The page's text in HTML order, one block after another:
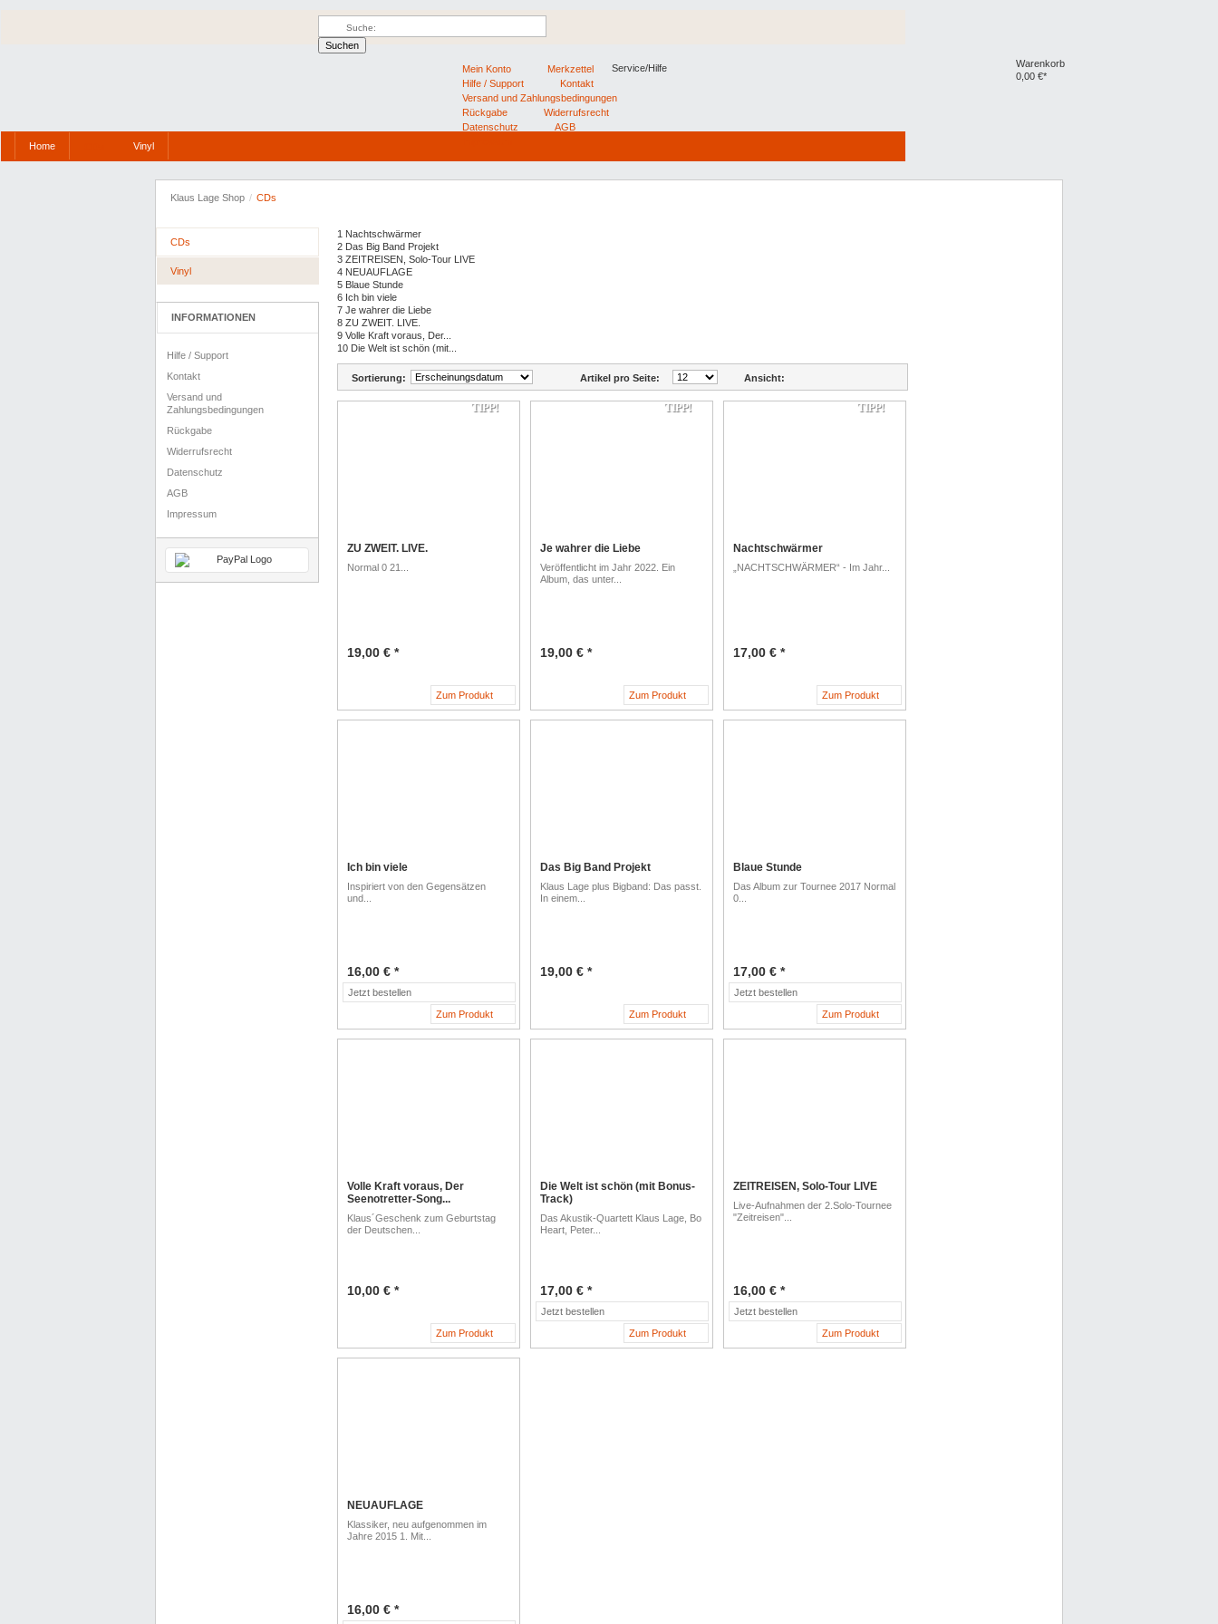
Mein Konto Merkzettel
Service/Hilfe
Hilfe / Support
Kontakt
Versand und Zahlungsbedingungen
Rückgabe
Widerrufsrecht
Datenschutz
AGB
Warenkorb
0,00 €*
Home Vinyl
Klaus Lage Shop / CDs
CDs
Vinyl
INFORMATIONEN
Hilfe / Support
Kontakt
Versand und
Zahlungsbedingungen
Rückgabe
Widerrufsrecht
Datenschutz
AGB
Impressum
1 Nachtschwärmer
2 Das Big Band Projekt
3 ZEITREISEN, Solo-Tour LIVE
4 NEUAUFLAGE
5 Blaue Stunde
6 Ich bin viele
7 Je wahrer die Liebe
8 ZU ZWEIT. LIVE.
9 Volle Kraft voraus, Der...
10 Die Welt ist schön (mit...
Sortierung: Artikel pro Seite: Ansicht:
TIPP!
ZU ZWEIT. LIVE.
Normal 0 21...
19,00 € *
Zum Produkt
TIPP!
Je wahrer die Liebe
Veröffentlicht im Jahr 2022. Ein
Album, das unter...
19,00 € *
Zum Produkt
TIPP!
Nachtschwärmer
„NACHTSCHWÄRMER“ - Im Jahr...
17,00 € *
Zum Produkt
Ich bin viele
Inspiriert von den Gegensätzen
und...
16,00 € *
Jetzt bestellen
Zum Produkt
Das Big Band Projekt
Klaus Lage plus Bigband: Das passt.
In einem...
19,00 € *
Zum Produkt
Blaue Stunde
Das Album zur Tournee 2017 Normal
0...
17,00 € *
Jetzt bestellen
Zum Produkt
Volle Kraft voraus, Der
Seenotretter-Song...
Klaus´Geschenk zum Geburtstag
der Deutschen...
10,00 € *
Zum Produkt
Die Welt ist schön (mit Bonus-
Track)
Das Akustik-Quartett Klaus Lage, Bo
Heart, Peter...
17,00 € *
Jetzt bestellen
Zum Produkt
ZEITREISEN, Solo-Tour LIVE
Live-Aufnahmen der 2.Solo-Tournee
"Zeitreisen"...
16,00 € *
Jetzt bestellen
Zum Produkt
NEUAUFLAGE
Klassiker, neu aufgenommen im
Jahre 2015 1. Mit...
16,00 € *